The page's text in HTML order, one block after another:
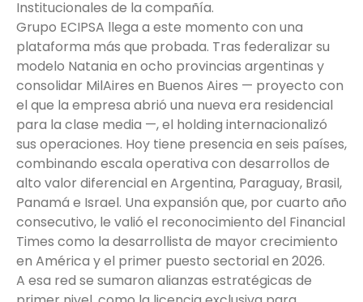
Institucionales de la compañía.
Grupo ECIPSA llega a este momento con una
plataforma más que probada. Tras federalizar su
modelo Natania en ocho provincias argentinas y
consolidar MilAires en Buenos Aires — proyecto con
el que la empresa abrió una nueva era residencial
para la clase media —, el holding internacionalizó
sus operaciones. Hoy tiene presencia en seis países,
combinando escala operativa con desarrollos de
alto valor diferencial en Argentina, Paraguay, Brasil,
Panamá e Israel. Una expansión que, por cuarto año
consecutivo, le valió el reconocimiento del Financial
Times como la desarrollista de mayor crecimiento
en América y el primer puesto sectorial en 2026.
A esa red se sumaron alianzas estratégicas de